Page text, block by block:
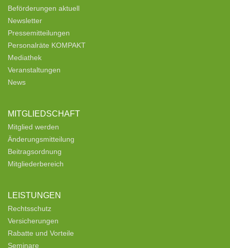
Beförderungen aktuell
Newsletter
Pressemitteilungen
Personalräte KOMPAKT
Mediathek
Veranstaltungen
News
MITGLIEDSCHAFT
Mitglied werden
Änderungsmitteilung
Beitragsordnung
Mitgliederbereich
LEISTUNGEN
Rechtsschutz
Versicherungen
Rabatte und Vorteile
Seminare